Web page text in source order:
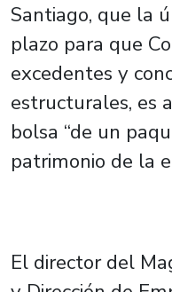
Santiago, que la
plazo para que
excedentes y
estructurales, es
bolsa “de un
patrimonio de la
El director del